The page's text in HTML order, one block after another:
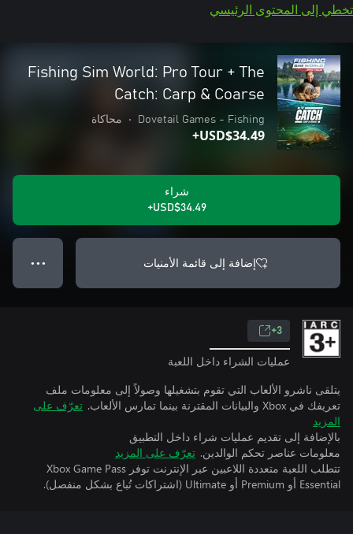
تخطي إلى المحتوى الرئيسي
Fishing Sim World: Pro Tour + The
Catch: Carp & Coarse
Dovetail Games - Fishing
• محاكاة
USD$34.49+
شراء
USD$34.49+
إضافة إلى قائمة الأمنيات ● ● ●
3+
عمليات الشراء داخل اللعبة
يتلقى ناشرو الألعاب التي تقوم بتشغيلها وصولاً إلى معلومات ملف
تعريفك في Xbox والبيانات المقترنة بينما تمارس الألعاب.
تعرّف على
المزيد
بالإضافة إلى تقديم عمليات شراء داخل التطبيق
معلومات عناصر تحكم الوالدين. تعرّف على المزيد
تتطلب اللعبة متعددة اللاعبين عبر الإنترنت توفر Xbox Game Pass
Essential أو Premium أو Ultimate (اشتراكات تُباع بشكل منفصل).